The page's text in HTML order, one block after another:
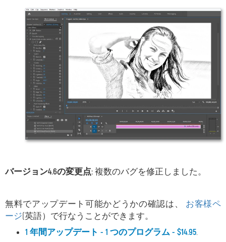
バージョン4.6の変更点:複数のバグを修正しました。
無料でアップデート可能かどうかの確認は、 お客様ペ
ージ(英語）で行なうことができます。
1 年間アップデート - 1 つのプログラム - $14.95.